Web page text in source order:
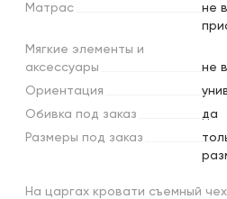
Матрас
не
Мягкие элементы и
аксессуары
не
Ориентация
Обивка под заказ
да
Размеры под заказ
На царгах кровати съемный